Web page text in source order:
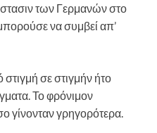
των Γερμανών στο
να συμβεί απ’
σε στιγμήν ήτο
Το φρόνιμον
γίνονταν γρηγορότερα.